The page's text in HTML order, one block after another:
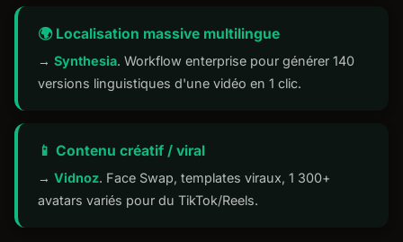
🌍 Localisation massive multilingue
→ Synthesia. Workflow enterprise pour générer 140
versions linguistiques d'une vidéo en 1 clic.
📱 Contenu créatif / viral
→ Vidnoz. Face Swap, templates viraux, 1 300+
avatars variés pour du TikTok/Reels.